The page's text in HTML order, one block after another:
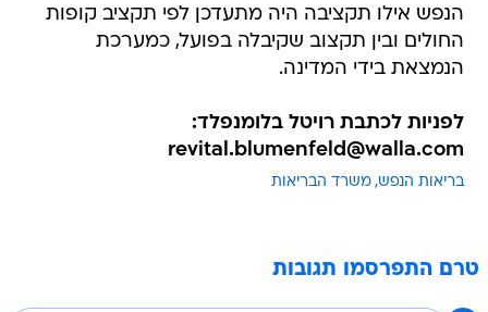
הנפש אילו תקציבה היה מתעדכן לפי תקציב קופות
החולים ובין תקצוב שקיבלה בפועל, כמערכת
הנמצאת בידי המדינה.
לפניות לכתבת רויטל בלומנפלד:
revital.blumenfeld@walla.com
בריאות הנפש משרד הבריאות
טרם התפרסמו תגובות